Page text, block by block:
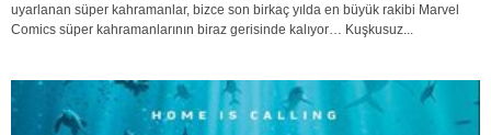
uyarlanan süper kahramanlar, bizce son birkaç yılda en büyük rakibi Marvel
Comics süper kahramanlarının biraz gerisinde kalıyor… Kuşkusuz...